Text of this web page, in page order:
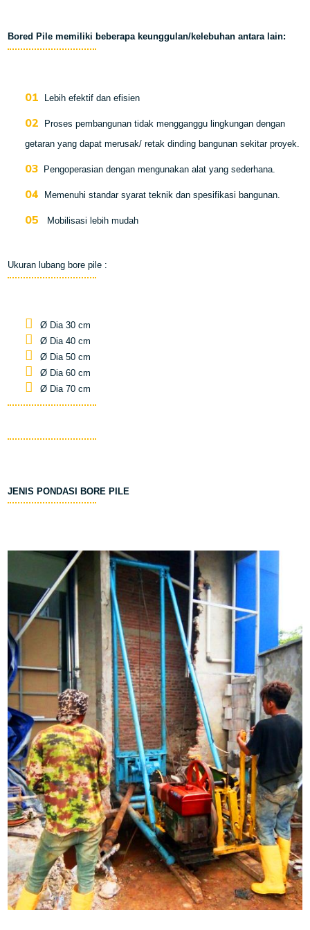
Bored Pile memiliki beberapa keunggulan/kelebuhan antara lain:
Lebih efektif dan efisien
Proses pembangunan tidak mengganggu lingkungan dengan
getaran yang dapat merusak/ retak dinding bangunan sekitar proyek.
Pengoperasian dengan mengunakan alat yang sederhana.
Memenuhi standar syarat teknik dan spesifikasi bangunan.
Mobilisasi lebih mudah
Ukuran lubang bore pile :
Ø Dia 30 cm
Ø Dia 40 cm
Ø Dia 50 cm
Ø Dia 60 cm
Ø Dia 70 cm
JENIS PONDASI BORE PILE